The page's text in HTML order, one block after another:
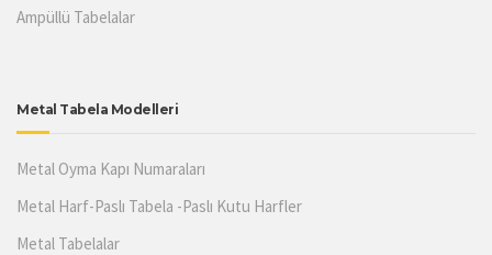
Ampüllü Tabelalar
Metal Tabela Modelleri
Metal Oyma Kapı Numaraları
Metal Harf-Paslı Tabela -Paslı Kutu Harfler
Metal Tabelalar